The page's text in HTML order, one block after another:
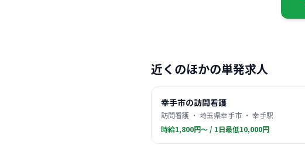
近くのほかの単発求人
幸手市の訪問看護
訪問看護 ・ 埼玉県幸手市 ・ 幸手駅
時給1,800円〜 / 1日最低10,000円